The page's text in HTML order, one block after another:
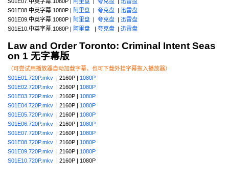
S01E08.中英字幕.1080P | 阿里盘 | 夸克盘 | 迅雷盘
S01E09.中英字幕.1080P | 阿里盘 | 夸克盘 | 迅雷盘
S01E10.中英字幕.1080P | 阿里盘 | 夸克盘 | 迅雷盘
Law and Order Toronto: Criminal Intent Seas
on 1 无字幕版
（可尝试用播放器自动加载字幕，也可下载外挂字幕拖入播放器）
S01E01.720P.mkv | 2160P | 1080P
S01E02.720P.mkv | 2160P | 1080P
S01E03.720P.mkv | 2160P | 1080P
S01E04.720P.mkv | 2160P | 1080P
S01E05.720P.mkv | 2160P | 1080P
S01E06.720P.mkv | 2160P | 1080P
S01E07.720P.mkv | 2160P | 1080P
S01E08.720P.mkv | 2160P | 1080P
S01E09.720P.mkv | 2160P | 1080P
S01E10.720P.mkv | 2160P | 1080P